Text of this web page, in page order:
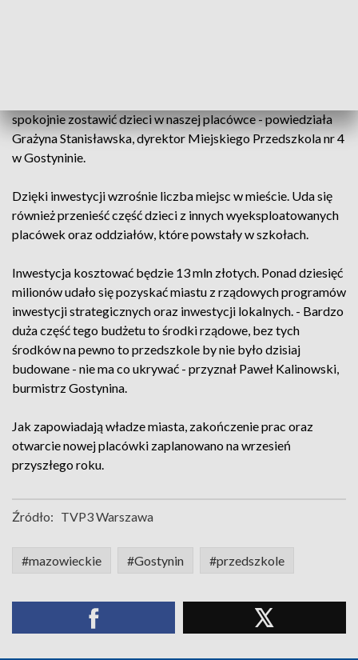
spokojnie zostawić dzieci w naszej placówce - powiedziała
Grażyna Stanisławska, dyrektor Miejskiego Przedszkola nr 4
w Gostyninie.
Dzięki inwestycji wzrośnie liczba miejsc w mieście. Uda się
również przenieść część dzieci z innych wyeksploatowanych
placówek oraz oddziałów, które powstały w szkołach.
Inwestycja kosztować będzie 13 mln złotych. Ponad dziesięć
milionów udało się pozyskać miastu z rządowych programów
inwestycji strategicznych oraz inwestycji lokalnych. - Bardzo
duża część tego budżetu to środki rządowe, bez tych
środków na pewno to przedszkole by nie było dzisiaj
budowane - nie ma co ukrywać - przyznał Paweł Kalinowski,
burmistrz Gostynina.
Jak zapowiadają władze miasta, zakończenie prac oraz
otwarcie nowej placówki zaplanowano na wrzesień
przyszłego roku.
Źródło: TVP3 Warszawa
#mazowieckie #Gostynin #przedszkole